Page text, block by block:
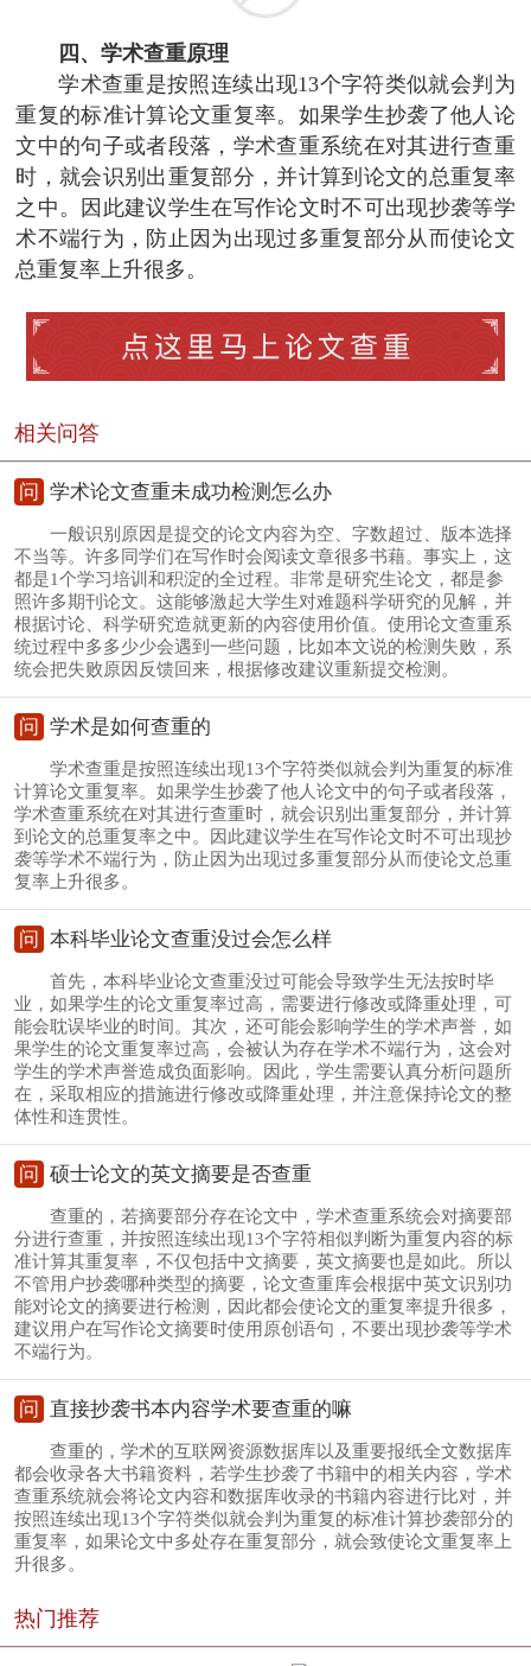
四、学术查重原理
学术查重是按照连续出现13个字符类似就会判为
重复的标准计算论文重复率。如果学生抄袭了他人论
文中的句子或者段落，学术查重系统在对其进行查重
时，就会识别出重复部分，并计算到论文的总重复率
之中。因此建议学生在写作论文时不可出现抄袭等学
术不端行为，防止因为出现过多重复部分从而使论文
总重复率上升很多。
相关问答
问 学术论文查重未成功检测怎么办
一般识别原因是提交的论文内容为空、字数超过、版本选择
不当等。许多同学们在写作时会阅读文章很多书藉。事实上，这
都是1个学习培训和积淀的全过程。非常是研究生论文，都是参
照许多期刊论文。这能够激起大学生对难题科学研究的见解，并
根据讨论、科学研究造就更新的內容使用价值。使用论文查重系
统过程中多多少少会遇到一些问题，比如本文说的检测失败，系
统会把失败原因反馈回来，根据修改建议重新提交检测。
问 学术是如何查重的
学术查重是按照连续出现13个字符类似就会判为重复的标准
计算论文重复率。如果学生抄袭了他人论文中的句子或者段落，
学术查重系统在对其进行查重时，就会识别出重复部分，并计算
到论文的总重复率之中。因此建议学生在写作论文时不可出现抄
袭等学术不端行为，防止因为出现过多重复部分从而使论文总重
复率上升很多。
问 本科毕业论文查重没过会怎么样
首先，本科毕业论文查重没过可能会导致学生无法按时毕
业，如果学生的论文重复率过高，需要进行修改或降重处理，可
能会耽误毕业的时间。其次，还可能会影响学生的学术声誉，如
果学生的论文重复率过高，会被认为存在学术不端行为，这会对
学生的学术声誉造成负面影响。因此，学生需要认真分析问题所
在，采取相应的措施进行修改或降重处理，并注意保持论文的整
体性和连贯性。
问 硕士论文的英文摘要是否查重
查重的，若摘要部分存在论文中，学术查重系统会对摘要部
分进行查重，并按照连续出现13个字符相似判断为重复内容的标
准计算其重复率，不仅包括中文摘要，英文摘要也是如此。所以
不管用户抄袭哪种类型的摘要，论文查重库会根据中英文识别功
能对论文的摘要进行检测，因此都会使论文的重复率提升很多，
建议用户在写作论文摘要时使用原创语句，不要出现抄袭等学术
不端行为。
问 直接抄袭书本内容学术要查重的嘛
查重的，学术的互联网资源数据库以及重要报纸全文数据库
都会收录各大书籍资料，若学生抄袭了书籍中的相关内容，学术
查重系统就会将论文内容和数据库收录的书籍内容进行比对，并
按照连续出现13个字符类似就会判为重复的标准计算抄袭部分的
重复率，如果论文中多处存在重复部分，就会致使论文重复率上
升很多。
热门推荐